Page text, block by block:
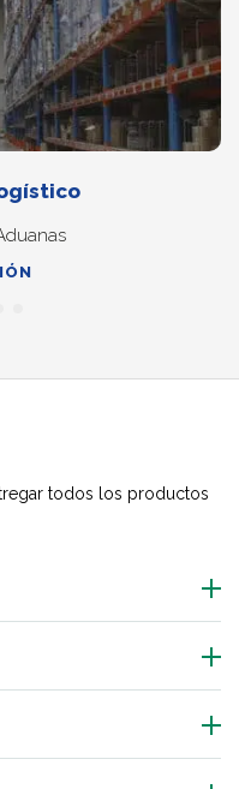
todos los productos